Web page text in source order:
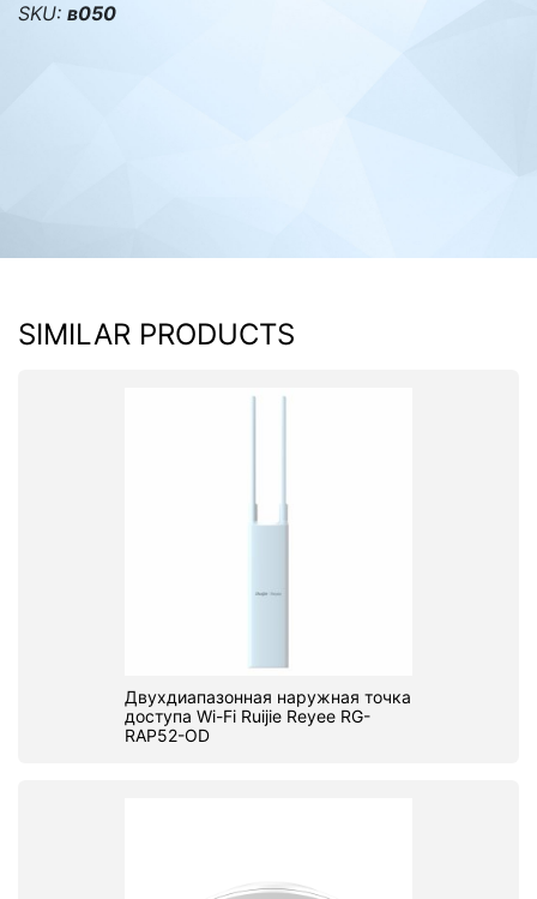
SKU: в050
SIMILAR PRODUCTS
Двухдиапазонная наружная точка
доступа Wi-Fi Ruijie Reyee RG-
RAP52-OD